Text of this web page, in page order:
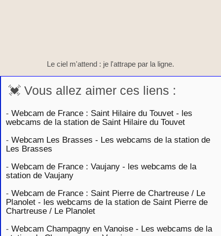
Le ciel m'attend : je l'attrape par la ligne.
💓 Vous allez aimer ces liens :
- Webcam de France : Saint Hilaire du Touvet - les
webcams de la station de Saint Hilaire du Touvet
- Webcam Les Brasses - Les webcams de la station de
Les Brasses
- Webcam de France : Vaujany - les webcams de la
station de Vaujany
- Webcam de France : Saint Pierre de Chartreuse / Le
Planolet - les webcams de la station de Saint Pierre de
Chartreuse / Le Planolet
- Webcam Champagny en Vanoise - Les webcams de la